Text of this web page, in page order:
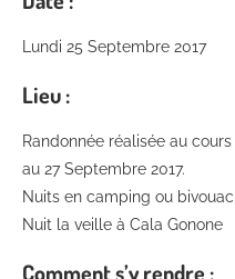
Lundi 25 Septembre 2017
Lieu :
Randonnée réalisée au
au 27 Septembre 2017.
Nuits en camping ou bivouac.
Nuit la veille à Cala Gonone
Comment s’y rendre :